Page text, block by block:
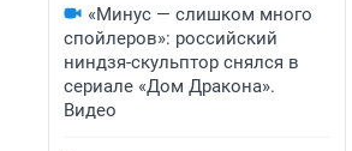
«Минус — слишком много
спойлеров»: российский
ниндзя-скульптор снялся в
сериале «Дом Дракона».
Видео